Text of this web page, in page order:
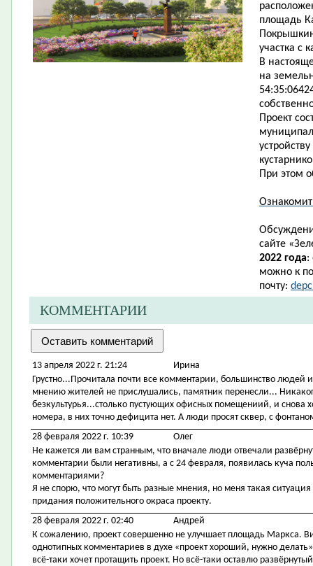
площадь
участка с
В
на
Проект
При этом
сайте «
2022 года:
можно к
почту:
КОММЕНТАРИИ
13 апреля 2022 г. 21:24
Ирина
Грустно...Прочитала почти все комментарии, большинство людей
мнению жителей не прислушались, памятник перенесли...
безкультурья...столько пустующих офисных помещениий, и снова
номера, в них точно дефицита нет. А люди просят сквер, с
28 февраля 2022 г. 10:39
Олег
Не кажется ли вам странным, что вначале люди отвечали
комментарии были негативны, а с 24 февраля, появилась куча
комментариями?
Я не спорю, что могут быть разные мнения, но меня такая
придания положительного окраса проекту.
28 февраля 2022 г. 02:40
Андрей
К сожалению, проект совершенно не улучшает площадь Маркса.
однотипных комментариев в духе «проект хороший, нужно
всё-таки хочет протащить проект. Но всё-таки оставлю